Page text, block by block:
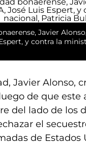
Javier
y contra la
Javier Alonso,
de que este
del lado de los
el
de Estados